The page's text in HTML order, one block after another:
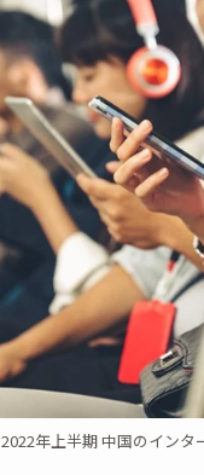
2022年上半期 中国のインタ